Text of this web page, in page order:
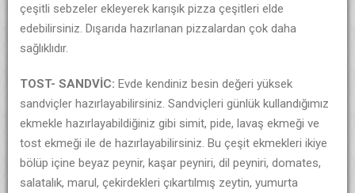
çeşitli sebzeler ekleyerek karışık pizza çeşitleri elde
edebilirsiniz. Dışarıda hazırlanan pizzalardan çok daha
sağlıklıdır.
TOST- SANDVİC: Evde kendiniz besin değeri yüksek
sandviçler hazırlayabilirsiniz. Sandviçleri günlük kullandığımız
ekmekle hazırlayabildiğiniz gibi simit, pide, lavaş ekmeği ve
tost ekmeği ile de hazırlayabilirsiniz. Bu çeşit ekmekleri ikiye
bölüp içine beyaz peynir, kaşar peyniri, dil peyniri, domates,
salatalık, marul, çekirdekleri çıkartılmış zeytin, yumurta